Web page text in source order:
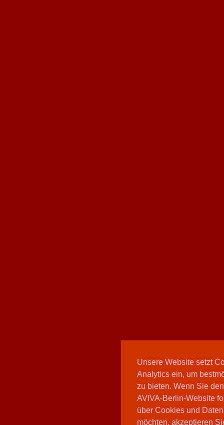
Unsere Website setzt
Analytics ein, um
zu bieten. Wenn Sie
AVIVA-Berlin-Website
über Cookies und
möchten, akzeptieren